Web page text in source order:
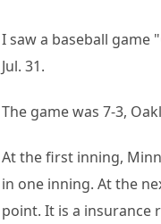
I saw a baseball game
Jul. 31.
The game was 7-3,
At the first inning,
in one inning. At the
point. It is a insurance